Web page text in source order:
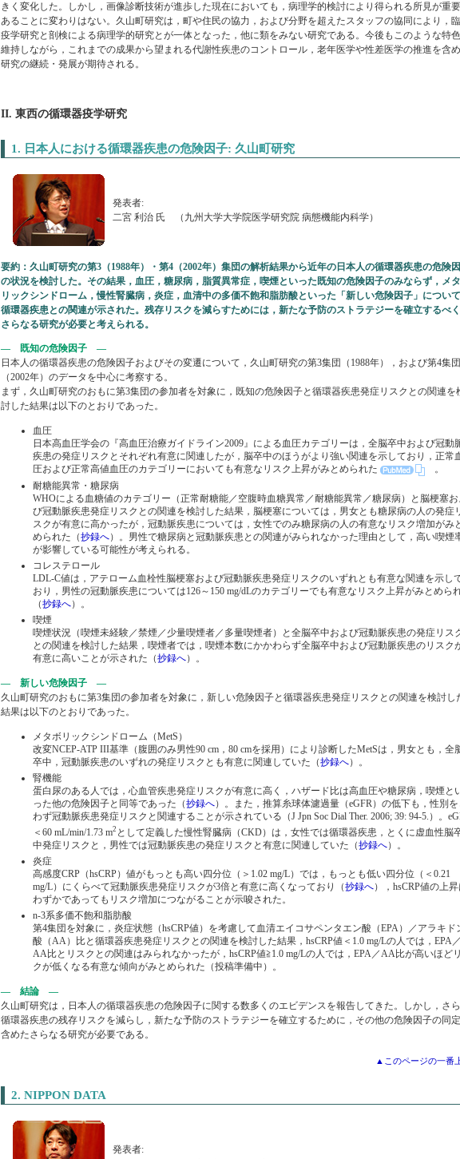
きく変化した。しかし，画像診断技術が進歩した現在においても，病理学的検討により得られる所見が重
あることに変わりはない。久山町研究は，町や住民の協力，および分野を超えたスタッフの協同により，
疫学研究と剖検による病理学的研究とが一体となった，他に類をみない研究である。今後もこのような特
維持しながら，これまでの成果から望まれる代謝性疾患のコントロール，老年医学や性差医学の推進を含
研究の継続・発展が期待される。
II. 東西の循環器疫学研究
1. 日本人における循環器疾患の危険因子: 久山町研究
発表者:
二宮 利治 氏 （九州大学大学院医学研究院 病態機能内科学）
要約：久山町研究の第3（1988年）・第4（2002年）集団の解析結果から近年の日本人の循環器疾患の危険
の状況を検討した。その結果，血圧，糖尿病，脂質異常症，喫煙といった既知の危険因子のみならず，メ
リックシンドローム，慢性腎臓病，炎症，血清中の多価不飽和脂肪酸といった「新しい危険因子」につい
循環器疾患との関連が示された。残存リスクを減らすためには，新たな予防のストラテジーを確立するべく
さらなる研究が必要と考えられる。
— 既知の危険因子 —
日本人の循環器疾患の危険因子およびその変遷について，久山町研究の第3集団（1988年），および第4集団
（2002年）のデータを中心に考察する。
まず，久山町研究のおもに第3集団の参加者を対象に，既知の危険因子と循環器疾患発症リスクとの関連を
討した結果は以下のとおりであった。
血圧
日本高血圧学会の『高血圧治療ガイドライン2009』による血圧カテゴリーは，全脳卒中および冠動
疾患の発症リスクとそれぞれ有意に関連したが，脳卒中のほうがより強い関連を示しており，正常
圧および正常高値血圧のカテゴリーにおいても有意なリスク上昇がみとめられた
。
耐糖能異常・糖尿病
WHOによる血糖値のカテゴリー（正常耐糖能／空腹時血糖異常／耐糖能異常／糖尿病）と脳梗塞お
び冠動脈疾患発症リスクとの関連を検討した結果，脳梗塞については，男女とも糖尿病の人の発症
スクが有意に高かったが，冠動脈疾患については，女性でのみ糖尿病の人の有意なリスク増加がみ
められた（抄録へ）。男性で糖尿病と冠動脈疾患との関連がみられなかった理由として，高い喫煙
が影響している可能性が考えられる。
コレステロール
LDL-C値は，アテローム血栓性脳梗塞および冠動脈疾患発症リスクのいずれとも有意な関連を示し
おり，男性の冠動脈疾患については126～150 mg/dLのカテゴリーでも有意なリスク上昇がみとめら
（抄録へ）。
喫煙
喫煙状況（喫煙未経験／禁煙／少量喫煙者／多量喫煙者）と全脳卒中および冠動脈疾患の発症リス
との関連を検討した結果，喫煙者では，喫煙本数にかかわらず全脳卒中および冠動脈疾患のリスク
有意に高いことが示された（抄録へ）。
— 新しい危険因子 —
久山町研究のおもに第3集団の参加者を対象に，新しい危険因子と循環器疾患発症リスクとの関連を検討し
結果は以下のとおりであった。
メタボリックシンドローム（MetS）
改変NCEP-ATP III基準（腹囲のみ男性90 cm，80 cmを採用）により診断したMetSは，男女とも，全
卒中，冠動脈疾患のいずれの発症リスクとも有意に関連していた（抄録へ）。
腎機能
蛋白尿のある人では，心血管疾患発症リスクが有意に高く，ハザード比は高血圧や糖尿病，喫煙と
った他の危険因子と同等であった（抄録へ）。また，推算糸球体濾過量（eGFR）の低下も，性別を
わず冠動脈疾患発症リスクと関連することが示されている（J Jpn Soc Dial Ther. 2006; 39: 94-5.）。
＜60 mL/min/1.73 m2 として定義した慢性腎臓病（CKD）は，女性では循環器疾患，とくに虚血性脳
中発症リスクと，男性では冠動脈疾患の発症リスクと有意に関連していた（抄録へ）。
炎症
高感度CRP（hsCRP）値がもっとも高い四分位（＞1.02 mg/L）では，もっとも低い四分位（＜0.21
mg/L）にくらべて冠動脈疾患発症リスクが3倍と有意に高くなっており（抄録へ），hsCRP値の上昇
わずかであってもリスク増加につながることが示唆された。
n-3系多価不飽和脂肪酸
第4集団を対象に，炎症状態（hsCRP値）を考慮して血清エイコサペンタエン酸（EPA）／アラキド
酸（AA）比と循環器疾患発症リスクとの関連を検討した結果，hsCRP値＜1.0 mg/Lの人では，EPA／
AA比とリスクとの関連はみられなかったが，hsCRP値≧1.0 mg/Lの人では，EPA／AA比が高いほど
クが低くなる有意な傾向がみとめられた（投稿準備中）。
— 結論 —
久山町研究は，日本人の循環器疾患の危険因子に関する数多くのエビデンスを報告してきた。しかし，さ
循環器疾患の残存リスクを減らし，新たな予防のストラテジーを確立するために，その他の危険因子の同
含めたさらなる研究が必要である。
▲このページの一番
2. NIPPON DATA
発表者: